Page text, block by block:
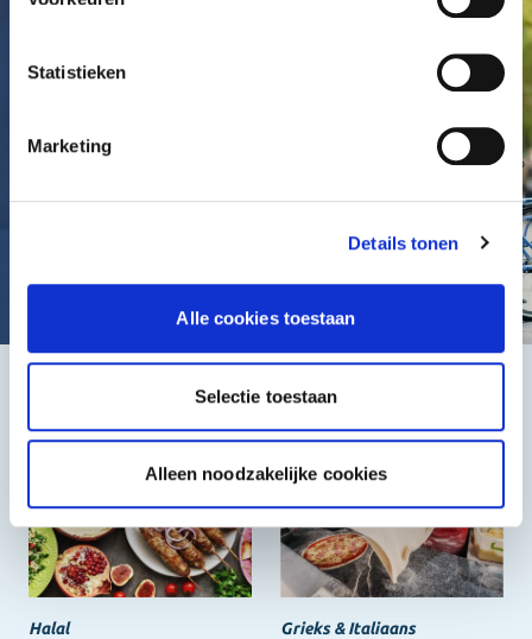
Statistieken
Marketing
Details tonen
Alle cookies toestaan
Selectie toestaan
Alleen noodzakelijke cookies
Het beste, de goedkoopste
Halal Grieks & Italiaans